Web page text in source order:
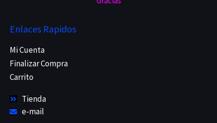
Enlaces Rapidos
Mi Cuenta
Finalizar Compra
Carrito
Tienda
e-mail